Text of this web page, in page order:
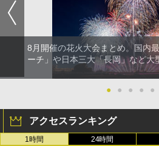
8月開催の花火大会まとめ。国内
ーチ」や日本三大「長岡」など大
● ● ● ● ●
アクセスランキング
1時間 24時間